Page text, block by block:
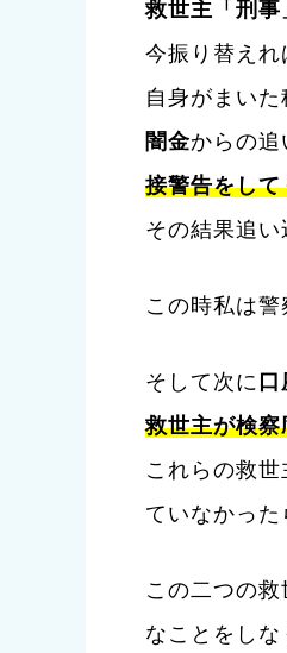
救世主「刑事
今振り替えれ
自身がまいた
闇金からの追
接警告をし
その結果追い
この時私は警
そして次に 口
救世主が検察
これらの救世
ていなかっ
この二つの
なことをし